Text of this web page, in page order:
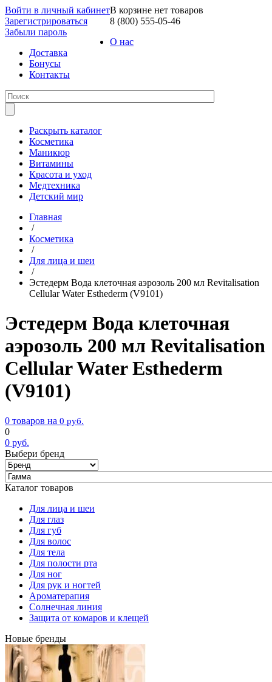
Войти в личный кабинет
Зарегистрироваться
Забыли пароль
В корзине нет товаров
8 (800) 555-05-46
О нас
Доставка
Бонусы
Контакты
Раскрыть каталог
Косметика
Маникюр
Витамины
Красота и уход
Медтехника
Детский мир
Главная
/
Косметика
/
Для лица и шеи
/
Эстедерм Вода клеточная аэрозоль 200 мл Revitalisation
Cellular Water Esthederm (V9101)
Эстедерм Вода клеточная
аэрозоль 200 мл Revitalisation
Cellular Water Esthederm
(V9101)
0 товаров на 0 руб.
0
0 руб.
Выбери бренд
Каталог товаров
Для лица и шеи
Для глаз
Для губ
Для волос
Для тела
Для полости рта
Для ног
Для рук и ногтей
Ароматерапия
Солнечная линия
Защита от комаров и клещей
Новые бренды